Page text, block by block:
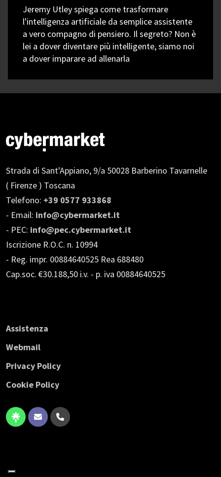
Jeremy Utley spiega come trasformare
l'intelligenza artificiale da semplice assistente
a vero compagno di pensiero. Il segreto? Non è
lei a dover diventare più intelligente, siamo noi
a dover imparare ad allenarla
Strada di Sant'Appiano, 9/a 50028 Barberino Tavarnelle
( Firenze ) Toscana
Telefono: +39 0577 933868
- Email: info@cybermarket.it
- PEC: info@pec.cybermarket.it
Iscrizione R.O.C. n. 10994
- Reg. impr. 00884640525 Rea 688480
Cap.soc. €30.188,50 i.v. - p. iva 00884640525
Assistenza
Webmail
Privacy Policy
Cookie Policy